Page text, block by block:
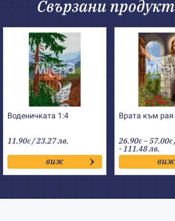
Свързани
Воденичката 1:4
11.90€/ 23.27 лв.
виж
Врата към рая
26.90€ –57.00€
- 111.48 лв.
виж